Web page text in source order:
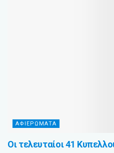
ΑΦΙΕΡΩΜΑΤΑ
Οι τελευταίοι 41